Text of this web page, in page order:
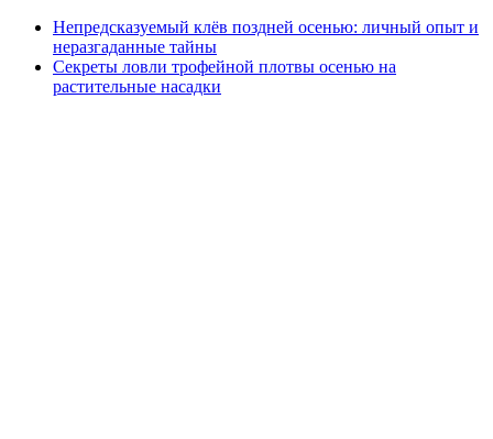
Непредсказуемый клёв поздней осенью: личный опыт и
неразгаданные тайны
Секреты ловли трофейной плотвы осенью на
растительные насадки